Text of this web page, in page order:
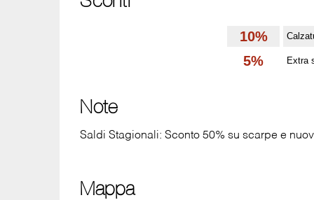
10%
5% Extra
Note
Saldi Stagionali: Sconto 50% su scarpe e
Mappa